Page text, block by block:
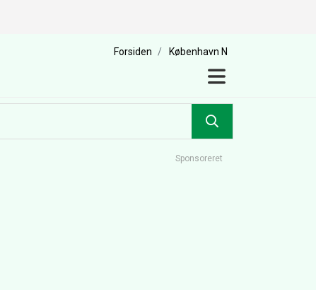
Forsiden København N
Sponsoreret